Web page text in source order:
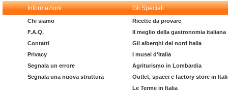
Informazioni Gli Speciali
Chi siamo
F.A.Q.
Contatti
Privacy
Segnala un errore
Segnala una nuova struttura
Ricette da provare
Il meglio della gastronomia italiana
Gli alberghi del nord Italia
I musei d'Italia
Agriturismo in Lombardia
Outlet, spacci e factory store in
Le Terme in Italia